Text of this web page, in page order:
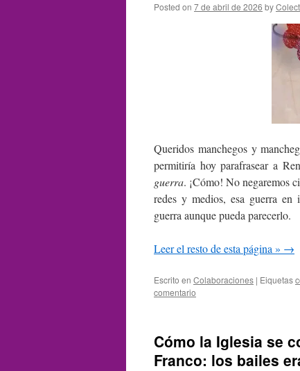
Posted on 7 de abril de 2026 by
Queridos manchegos y
permitiría hoy parafrasear a
guerra. ¡Cómo! No negaremos
redes y medios, esa guerra en
guerra aunque pueda parecerlo.
Leer el resto de esta página » →
Escrito en Colaboraciones | Eiquetas
comentario
Cómo la Iglesia se
Franco: los bailes